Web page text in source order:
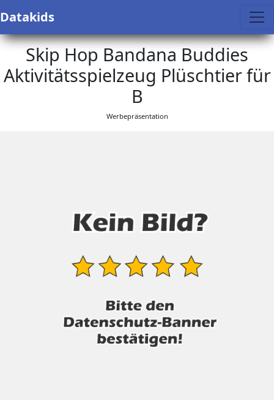
Datakids
Skip Hop Bandana Buddies
Aktivitätsspielzeug Plüschtier für
B
Werbepräsentation